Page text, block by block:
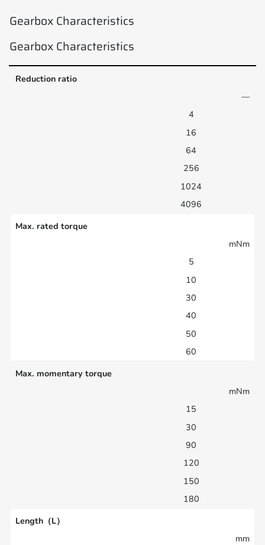
Gearbox Characteristics
Gearbox Characteristics
Reduction ratio
—
4
16
64
256
1024
4096
Max. rated torque
mNm
5
10
30
40
50
60
Max. momentary torque
mNm
15
30
90
120
150
180
Length（L）
mm